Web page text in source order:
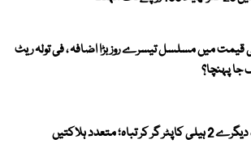
قیمت میں مسلسل تیسرے روز بڑا اضافہ ، فی تولہ ریٹ
جا پہنچا؟
کر تباہ؛ متعدد ہلاکتیں